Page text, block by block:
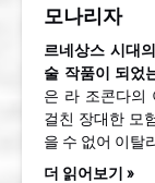
모나리자
르네상스 시대
술 작품이 되었
은 라 조콘다의
걸친 장대한 모
을 수 없어 이탈
더 읽어보기 »